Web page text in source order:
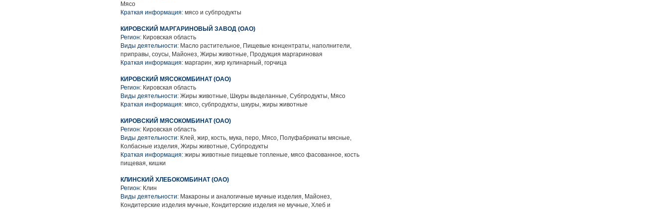
Мясо
Краткая информация: мясо и субпродукты
КИРОВСКИЙ МАРГАРИНОВЫЙ ЗАВОД (ОАО)
Регион: Кировская область
Виды деятельности: Масло растительное, Пищевые концентраты, наполнители,
приправы, соусы, Майонез, Жиры животные, Продукция маргариновая
Краткая информация: маргарин, жир кулинарный, горчица
КИРОВСКИЙ МЯСОКОМБИНАТ (ОАО)
Регион: Кировская область
Виды деятельности: Жиры животные, Шкуры выделанные, Субпродукты, Мясо
Краткая информация: мясо, субпродукты, шкуры, жиры животные
КИРОВСКИЙ МЯСОКОМБИНАТ (ОАО)
Регион: Кировская область
Виды деятельности: Клей, жир, кость, мука, перо, Мясо, Полуфабрикаты мясные,
Колбасные изделия, Жиры животные, Субпродукты
Краткая информация: жиры животные пищевые топленые, мясо фасованное, кость
пищевая, кишки
КЛИНСКИЙ ХЛЕБОКОМБИНАТ (ОАО)
Регион: Клин
Виды деятельности: Макароны и аналогичные мучные изделия, Майонез,
Кондитерские изделия мучные, Кондитерские изделия не мучные, Хлеб и